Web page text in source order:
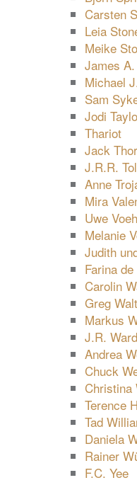
Carsten
Leia
Meike
James
Michael
Sam
Jodi
Thariot
Jack
J.R.R.
Anne
Mira
Uwe
Melanie
Judith
Farina
Carolin
Greg
Markus
J.R. Ward
Andrea
Chuck
Christina
Terence
Tad
Daniela
Rainer
F.C. Yee